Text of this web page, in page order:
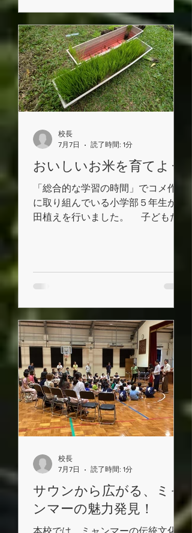
来を切り開く力を持った子どもの育
成」について、改めて考える貴重な
機会となりました。 これからの
社会を生きる子どもたちに身に付け
てほしい力として、共感力・リーダ
ーシップ・チームワーク・吸収力・
柔軟性などについてご示唆いただき
ました。 研修で得た学びを、
ちが未来を切り開く力を育めるよ
す。 ありがとうございました。
おいしいお米を育てよう
「総合的な学習の時間」でコメ作り
に取り組んでいる小学部５年生が、
田植えを行いました。 子どもた
える深さを確かめながら、一株一株
ていねいに苗を植えていきました。
寧な作業が大切であることを学びま
した。 これから稲がどのように
成長していくのか、子どもたちは楽
しみにしながら観察を続けていきま
す。収穫が今から待ち遠しいです
ね。
校長
7月7日
読了時間: 1分
サウンから広がる、ミャ
ンマーの魅力発見！
本校では、ミャンマーの伝統文化に
校長
7月7日
読了時間: 1分